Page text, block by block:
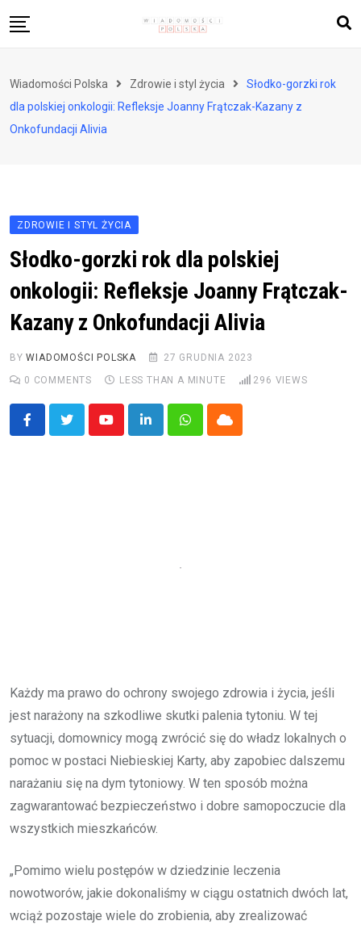
to
Zdrowie i styl życia
Polityka i społeczeństwo
Wiadomości Polska Zdrowie i styl życia
Słodko-gorzki rok
dla polskiej onkologii: Refleksje Joanny Frątczak-Kazany z
Onkofundacji Alivia
ZDROWIE I STYL ŻYCIA
Słodko-gorzki rok dla polskiej
onkologii: Refleksje Joanny Frątczak-
Kazany z Onkofundacji Alivia
BYWIADOMOŚCI POLSKA
27 GRUDNIA 2023
0 COMMENTS LESS THAN A MINUTE 296 VIEWS
YoutubeLinkedInWhatsappCloud
Każdy ma prawo do ochrony swojego zdrowia i życia, jeśli
jest narażony na szkodliwe skutki palenia tytoniu. W tej
sytuacji, domownicy mogą zwrócić się do władz lokalnych o
pomoc w postaci Niebieskiej Karty, aby zapobiec dalszemu
narażaniu się na dym tytoniowy. W ten sposób można
zagwarantować bezpieczeństwo i dobre samopoczucie dla
wszystkich mieszkańców.
„Pomimo wielu postępów w dziedzinie leczenia
nowotworów, jakie dokonaliśmy w ciągu ostatnich dwóch lat,
wciąż pozostaje wiele do zrobienia, aby zrealizować